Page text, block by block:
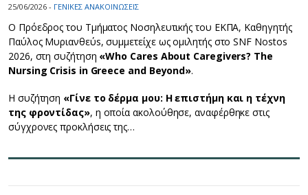
25/06/2026 - ΓΕΝΙΚΕΣ ΑΝΑΚΟΙΝΩΣΕΙΣ
Ο Πρόεδρος του Τμήματος Νοσηλευτικής του ΕΚΠΑ, Καθηγητής
Παύλος Μυριανθεύs, συμμετείχε ως ομιλητής στο SNF Nostos
2026, στη συζήτηση «Who Cares About Caregivers? The
Nursing Crisis in Greece and Beyond».
Η συζήτηση «Γίνε το δέρμα μου: Η επιστήμη και η τέχνη
της φροντίδας», η οποία ακολούθησε, αναφέρθηκε στις
σύγχρονες προκλήσεις της…